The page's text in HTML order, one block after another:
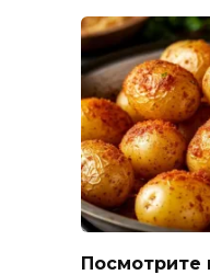
Посмотрите